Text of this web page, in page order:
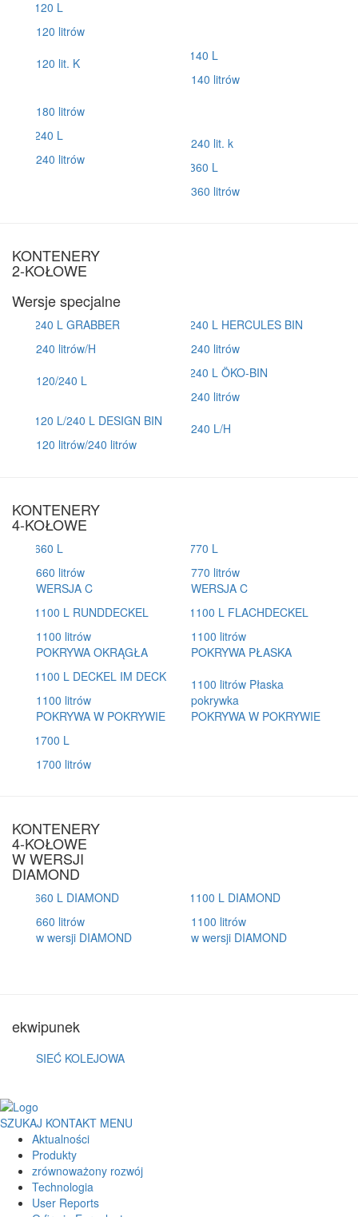
120 litrów
120 lit. K
140 litrów
180 litrów
240 litrów
240 lit. k
360 litrów
KONTENERY
2-KOŁOWE
Wersje specjalne
240 litrów/H
240 litrów
120/240 L
240 litrów
120 litrów/240 litrów
240 L/H
KONTENERY
4-KOŁOWE
660 litrów
WERSJA C
770 litrów
WERSJA C
1100 litrów
POKRYWA OKRĄGŁA
1100 litrów
POKRYWA PŁASKA
1100 litrów
POKRYWA W POKRYWIE
1100 litrów Płaska
pokrywka
POKRYWA W POKRYWIE
1700 litrów
KONTENERY
4-KOŁOWE
W WERSJI
DIAMOND
660 litrów
w wersji DIAMOND
1100 litrów
w wersji DIAMOND
ekwipunek
SIEĆ KOLEJOWA
SZUKAJ KONTAKT MENU
Aktualności
Produkty
zrównoważony rozwój
Technologia
User Reports